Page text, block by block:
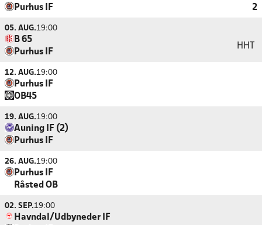
Purhus IF 2
05. AUG.19:00
B 65
Purhus IF
HHT
12. AUG.19:00
Purhus IF
OB45
19. AUG.19:00
Auning IF (2)
Purhus IF
26. AUG.19:00
Purhus IF
Råsted OB
02. SEP.19:00
Havndal/Udbyneder IF